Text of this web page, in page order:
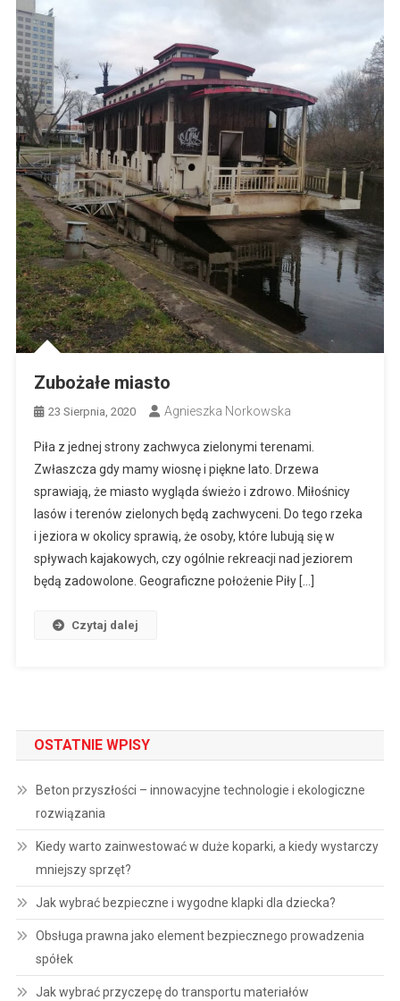
Zubożałe miasto
23 Sierpnia, 2020 Agnieszka Norkowska
Piła z jednej strony zachwyca zielonymi terenami.
Zwłaszcza gdy mamy wiosnę i piękne lato. Drzewa
sprawiają, że miasto wygląda świeżo i zdrowo. Miłośnicy
lasów i terenów zielonych będą zachwyceni. Do tego rzeka
i jeziora w okolicy sprawią, że osoby, które lubują się w
spływach kajakowych, czy ogólnie rekreacji nad jeziorem
będą zadowolone. Geograficzne położenie Piły […]
Czytaj dalej
OSTATNIE WPISY
Beton przyszłości – innowacyjne technologie i ekologiczne
rozwiązania
Kiedy warto zainwestować w duże koparki, a kiedy wystarczy
mniejszy sprzęt?
Jak wybrać bezpieczne i wygodne klapki dla dziecka?
Obsługa prawna jako element bezpiecznego prowadzenia
spółek
Jak wybrać przyczepę do transportu materiałów